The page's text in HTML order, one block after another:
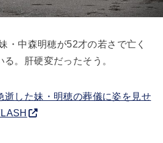
・中森明穂が52才の若さで亡く
。肝硬変だったそう。
逝した妹・明穂の葬儀に姿を見せ